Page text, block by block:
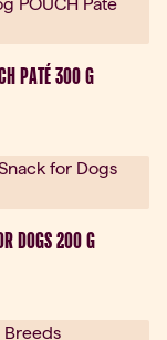
PATÉ 300 G
DOGS 200 G